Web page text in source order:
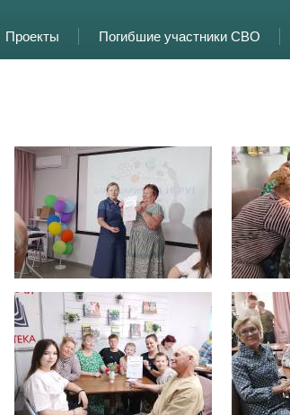
Проекты Погибшие участники СВО